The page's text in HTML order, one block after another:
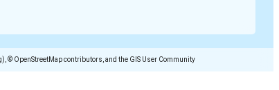
© OpenStreetMap contributors, and the GIS User Community